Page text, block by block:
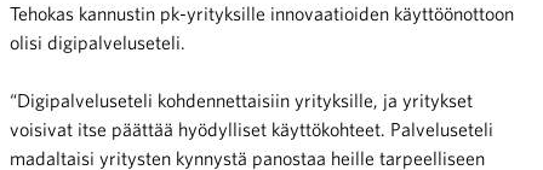
Tehokas kannustin pk-yrityksille innovaatioiden käyttöönottoon
olisi digipalveluseteli.
“Digipalveluseteli kohdennettaisiin yrityksille, ja yritykset
voisivat itse päättää hyödylliset käyttökohteet. Palveluseteli
madaltaisi yritysten kynnystä panostaa heille tarpeelliseen